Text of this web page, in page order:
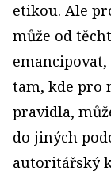
etikou. Ale
může od
emancipovat,
tam, kde pro
pravidla,
do jiných
autoritářský